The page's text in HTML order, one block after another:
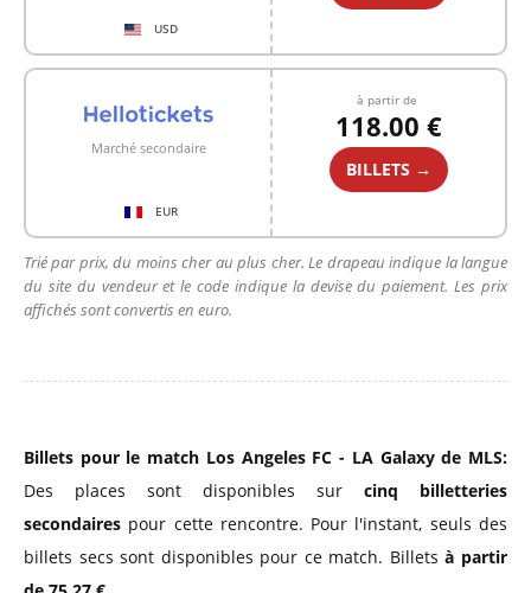
USD
Marché secondaire
EUR
à partir de
118.00 €
BILLETS →
Trié par prix, du moins cher au plus cher. Le drapeau indique la langue
du site du vendeur et le code indique la devise du paiement. Les prix
affichés sont convertis en euro.
Billets pour le match Los Angeles FC - LA Galaxy de MLS:
Des places sont disponibles sur cinq billetteries
secondaires pour cette rencontre. Pour l'instant, seuls des
billets secs sont disponibles pour ce match. Billetsà partir